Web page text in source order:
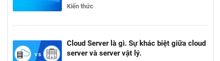
Kiến thức
Cloud Server là gì. Sự khác biệt giữa cloud
server và server vật lý.